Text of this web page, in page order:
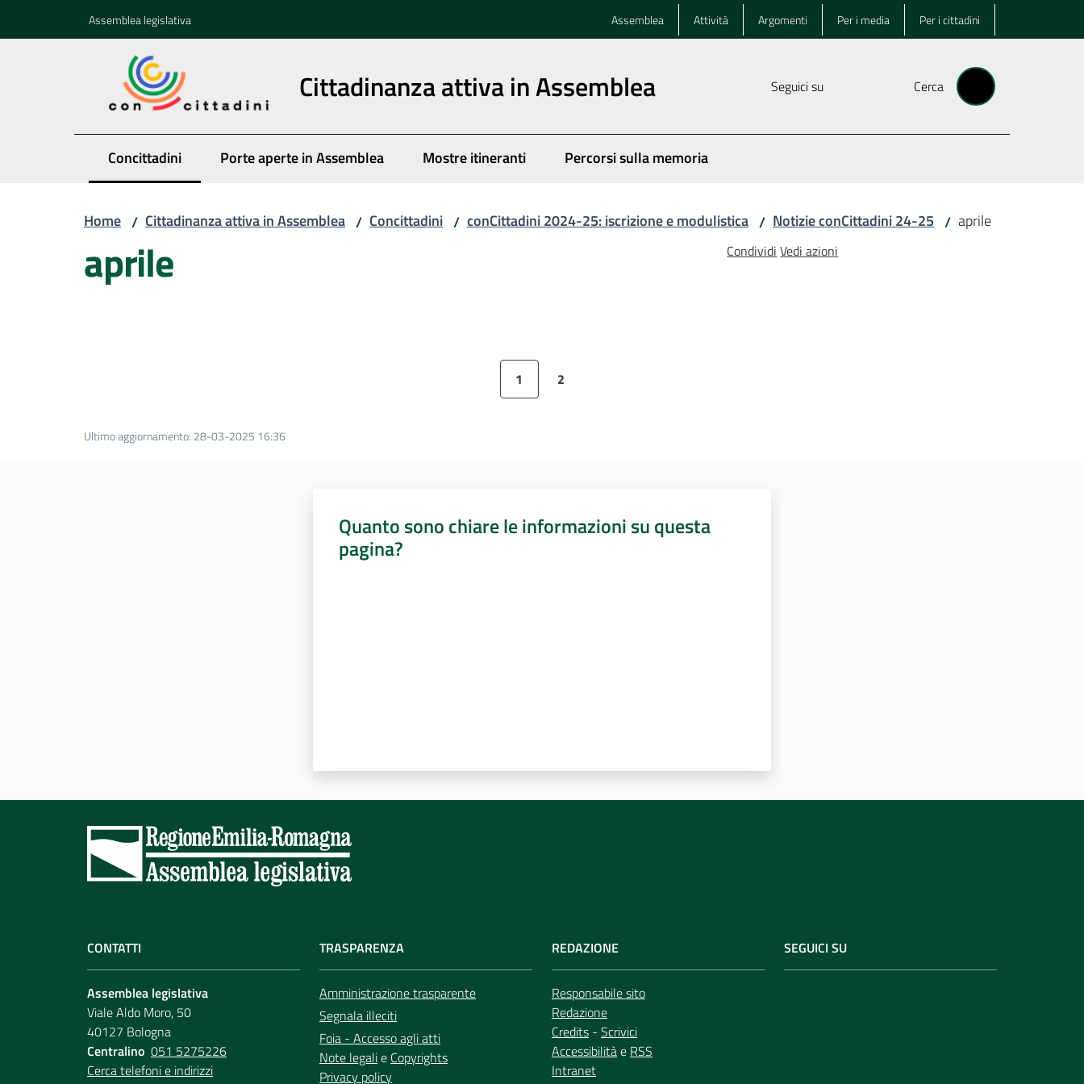
Assemblea legislativa Assemblea Attività Argomenti Per i media Per i cittadini
Cittadinanza attiva in Assemblea Seguici su Cerca
Concittadini
Menu selezionato Porte aperte in Assemblea Mostre itineranti Percorsi sulla memoria
Home / Cittadinanza attiva in Assemblea / Concittadini / conCittadini 2024-25: iscrizione e modulistica / Notizie conCittadini 24-25 / aprile
aprile Condividi Vedi azioni
Pagina precedente
Pagina
1 Pagina
2
Ultimo aggiornamento: 28-03-2025 16:36
Quanto sono chiare le informazioni su questa
pagina?
CONTATTI
Assemblea legislativa
Viale Aldo Moro, 50
40127 Bologna
Centralino 051 5275226
Cerca telefoni e indirizzi
TRASPARENZA
Amministrazione trasparente
Segnala illeciti
Foia - Accesso agli atti
Note legalie Copyrights
Privacy policy
REDAZIONE
Responsabile sito
Redazione
Credits - Scrivici
Accessibilitàe RSS
Intranet
SEGUICI SU